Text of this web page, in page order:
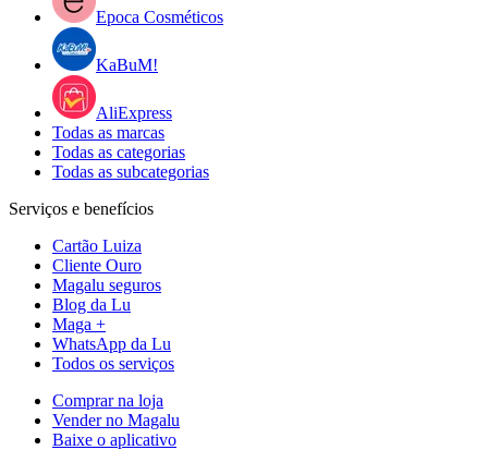
Epoca Cosméticos
KaBuM!
AliExpress
Todas as marcas
Todas as categorias
Todas as subcategorias
Serviços e benefícios
Cartão Luiza
Cliente Ouro
Magalu seguros
Blog da Lu
Maga +
WhatsApp da Lu
Todos os serviços
Comprar na loja
Vender no Magalu
Baixe o aplicativo